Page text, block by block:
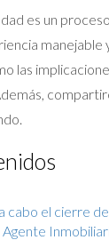
es un
las
cabo el cierre